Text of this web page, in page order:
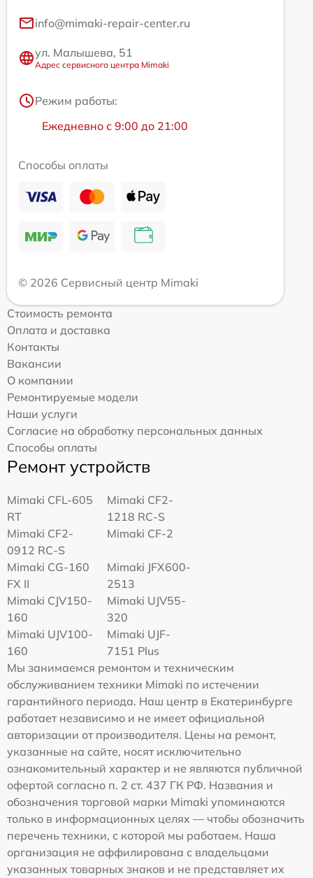
info@mimaki-repair-center.ru
ул. Малышева, 51
Адрес сервисного центра Mimaki
Режим работы:
Ежедневно с 9:00 до 21:00
Способы оплаты
© 2026 Сервисный центр Mimaki
Стоимость ремонта
Оплата и доставка
Контакты
Вакансии
О компании
Ремонтируемые модели
Наши услуги
Согласие на обработку персональных данных
Способы оплаты
Ремонт устройств
Mimaki CFL-605
RT
Mimaki CF2-
1218 RC-S
Mimaki CF2-
0912 RC-S
Mimaki CF-2
Mimaki CG-160
FX II
Mimaki JFX600-
2513
Mimaki СJV150-
160
Mimaki UJV55-
320
Mimaki UJV100-
160
Mimaki UJF-
7151 Plus
Мы занимаемся ремонтом и техническим
обслуживанием техники Mimaki по истечении
гарантийного периода. Наш центр в Екатеринбурге
работает независимо и не имеет официальной
авторизации от производителя. Цены на ремонт,
указанные на сайте, носят исключительно
ознакомительный характер и не являются публичной
офертой согласно п. 2 ст. 437 ГК РФ. Названия и
обозначения торговой марки Mimaki упоминаются
только в информационных целях — чтобы обозначить
перечень техники, с которой мы работаем. Наша
организация не аффилирована с владельцами
указанных товарных знаков и не представляет их